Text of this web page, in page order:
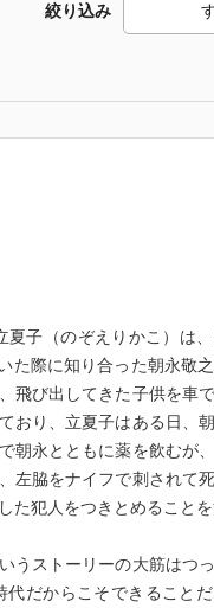
絞り込み
子（のぞえりかこ）は
た際に知り合った朝永敬
飛び出してきた子供を車
おり、立夏子はある日、
朝永とともに薬を飲むが
左脇をナイフで刺されて
犯人をつきとめることを
うストーリーの大筋はつ
だからこそできること